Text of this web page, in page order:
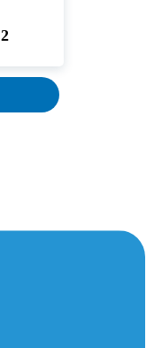
2